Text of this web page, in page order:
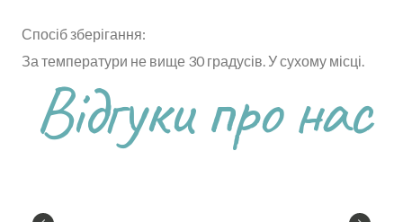
Спосіб зберігання:
За температури не вище 30 градусів. У сухому місці.
Відгуки про нас